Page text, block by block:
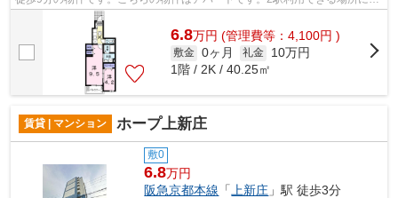
るので利便性が高いです。大阪市東淀...
6.8万円 (管理費等：4,100円 )
敷金 0ヶ月 礼金
10万円
1階 / 2K / 40.25㎡
賃貸 | マンション ホープ上新庄
敷0
6.8万円
阪急京都本線 「 上新庄 」駅 徒歩3分